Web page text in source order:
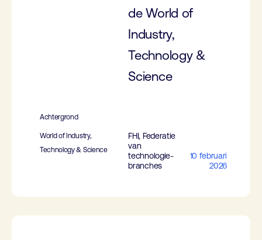
de World of
Industry,
Technology &
Science
Achtergrond
World of Industry,
Technology & Science
FHI, Federatie
van
technologie-
branches
10 februari
2026